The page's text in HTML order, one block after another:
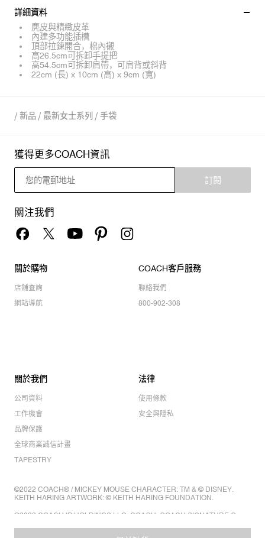
詳細資料
麂皮與精緻皮革
內建多功能插槽
頂部拉鍊開合，棉內襯
高26.5cm可拆卸手提把
高54.5cm可拆卸肩帶，可肩背或斜背
22cm (長) x 10cm (高) x 9cm (寬)
/ 新品 / 最新女士系列 / 手袋
獲得更多COACH資訊
訂閱
關注我們
關於購物
店舖查詢
網站導航
COACH客戶服務
聯絡我們
800-902-308
關於我們
公司資料
工作機會
品牌保護
全球商業誠信計畫
TAPESTRY
法律
使用條款
安全與隱私
©2022 COACH® / MICKEY MOUSE CHARACTER: TM & © DISNEY.
KEITH HARING ARTWORK: © KEITH HARING FOUNDATION.
©2022 COACH IP HOLDINGS LLC. COACH, COACH SIGNATURE C